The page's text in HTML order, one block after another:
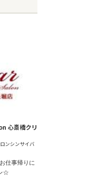
心斎橋クリ
ンシンサイバ
仕事帰りに
☆